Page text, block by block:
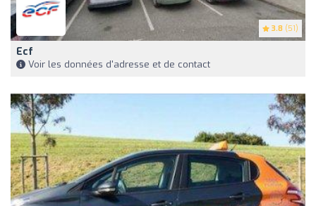
3.8 (51)
Ecf
Voir les données d'adresse et de contact